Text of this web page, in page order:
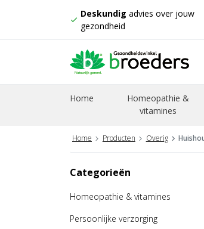
check
Deskundig advies over jouw
gezondheid
Home
Homeopathie &
vitamines
Home Producten Overig
Categorieën
Homeopathie & vitamines
Persoonlijke verzorging